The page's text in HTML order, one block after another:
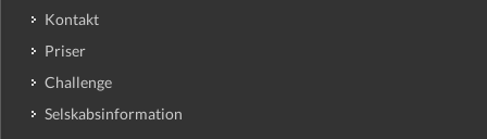
Kontakt
Priser
Challenge
Selskabsinformation